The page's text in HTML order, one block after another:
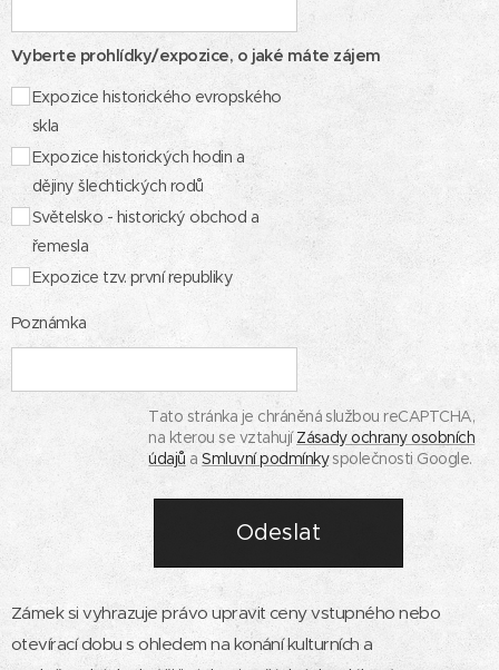
Vyberte prohlídky/expozice, o jaké máte zájem
Expozice historického evropského
skla
Expozice historických hodin a
dějiny šlechtických rodů
Světelsko - historický obchod a
řemesla
Expozice tzv. první republiky
Poznámka
Tato stránka je chráněná službou reCAPTCHA,
na kterou se vztahujíZásady ochrany osobních
údajů aSmluvní podmínkyspolečnosti Google.
Odeslat
Zámek si vyhrazuje právo upravit ceny vstupného nebo
otevírací dobu s ohledem na konání kulturních a